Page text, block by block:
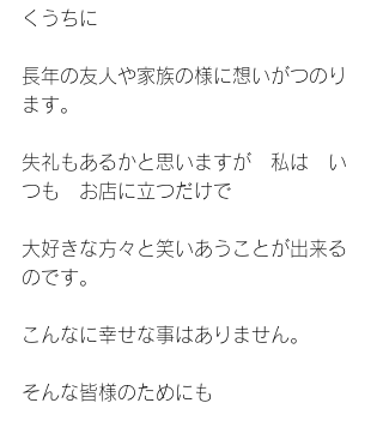
くうちに
長年の友人や家族の様に想いがつのり
ます。
失礼もあるかと思いますが　私は　い
つも　お店に立つだけで
大好きな方々と笑いあうことが出来る
のです。
こんなに幸せな事はありません。
そんな皆様のためにも